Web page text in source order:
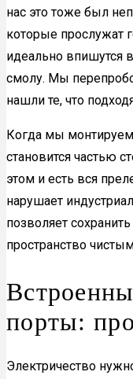
нас это тоже был
которые прослужат
идеально впишутся
смолу. Мы
нашли те, что
Когда мы
становится частью
этом и есть вся
нарушает
позволяет
пространство
порты:
Электричество